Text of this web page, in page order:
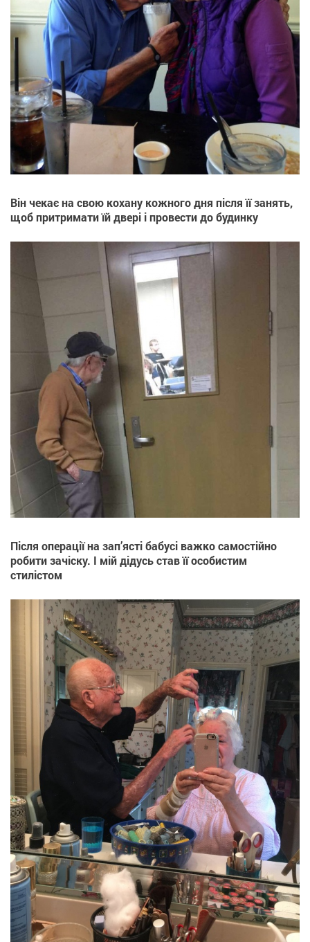
Він чекає на свою кохану кожного дня після її занять,
щоб притримати їй двері і провести до будинку
Після операції на зап’ясті бабусі важко самостійно
робити зачіску. І мій дідусь став її особистим
стилістом